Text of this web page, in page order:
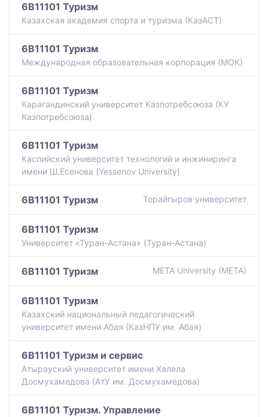
6B11101 Туризм
Казахская академия спорта и туризма (КазАСТ)
6B11101 Туризм
Международная образовательная корпорация (МОК)
6B11101 Туризм
Карагандинский университет Казпотребсоюза (КУ
Казпотребсоюза)
6B11101 Туризм
Каспийский университет технологий и инжиниринга
имени Ш.Есенова (Yessenov University)
6B11101 Туризм Торайгыров университет
6B11101 Туризм
Университет «Туран-Астана» (Туран-Астана)
6B11101 Туризм META University (META)
6B11101 Туризм
Казахский национальный педагогический
университет имени Абая (КазНПУ им. Абая)
6B11101 Туризм и сервис
Атырауский университет имени Халела
Досмухамедова (АтУ им. Досмухамедова)
6B11101 Туризм. Управление